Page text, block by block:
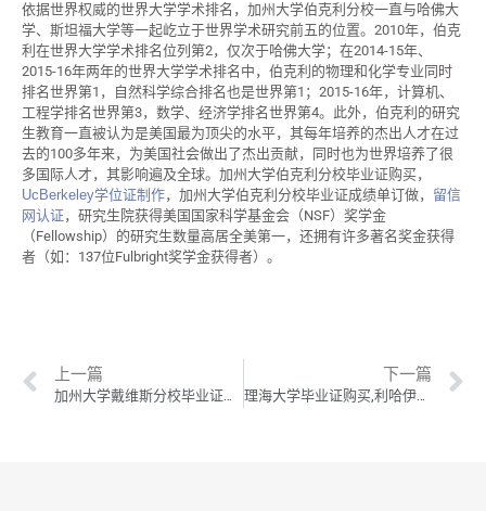
依据世界权威的世界大学学术排名，加州大学伯克利分校一直与哈佛大
学、斯坦福大学等一起屹立于世界学术研究前五的位置。2010年，伯克
利在世界大学学术排名位列第2，仅次于哈佛大学；在2014-15年、
2015-16年两年的世界大学学术排名中，伯克利的物理和化学专业同时
排名世界第1，自然科学综合排名也是世界第1；2015-16年，计算机、
工程学排名世界第3，数学、经济学排名世界第4。此外，伯克利的研究
生教育一直被认为是美国最为顶尖的水平，其每年培养的杰出人才在过
去的100多年来，为美国社会做出了杰出贡献，同时也为世界培养了很
多国际人才，其影响遍及全球。加州大学伯克利分校毕业证购买，
UcBerkeley学位证制作，加州大学伯克利分校毕业证成绩单订做， 留信
网认证，研究生院获得美国国家科学基金会（NSF）奖学金
（Fellowship）的研究生数量高居全美第一，还拥有许多著名奖金获得
者（如：137位Fulbright奖学金获得者）。
上一篇
加州大学戴维斯分校毕业证购买,UCDavis学位证制作,加州大学戴维斯分校毕业证成绩单订做
下一篇
理海大学毕业证购买,利哈伊大学学位证制作,理海大学毕业证成绩单订做